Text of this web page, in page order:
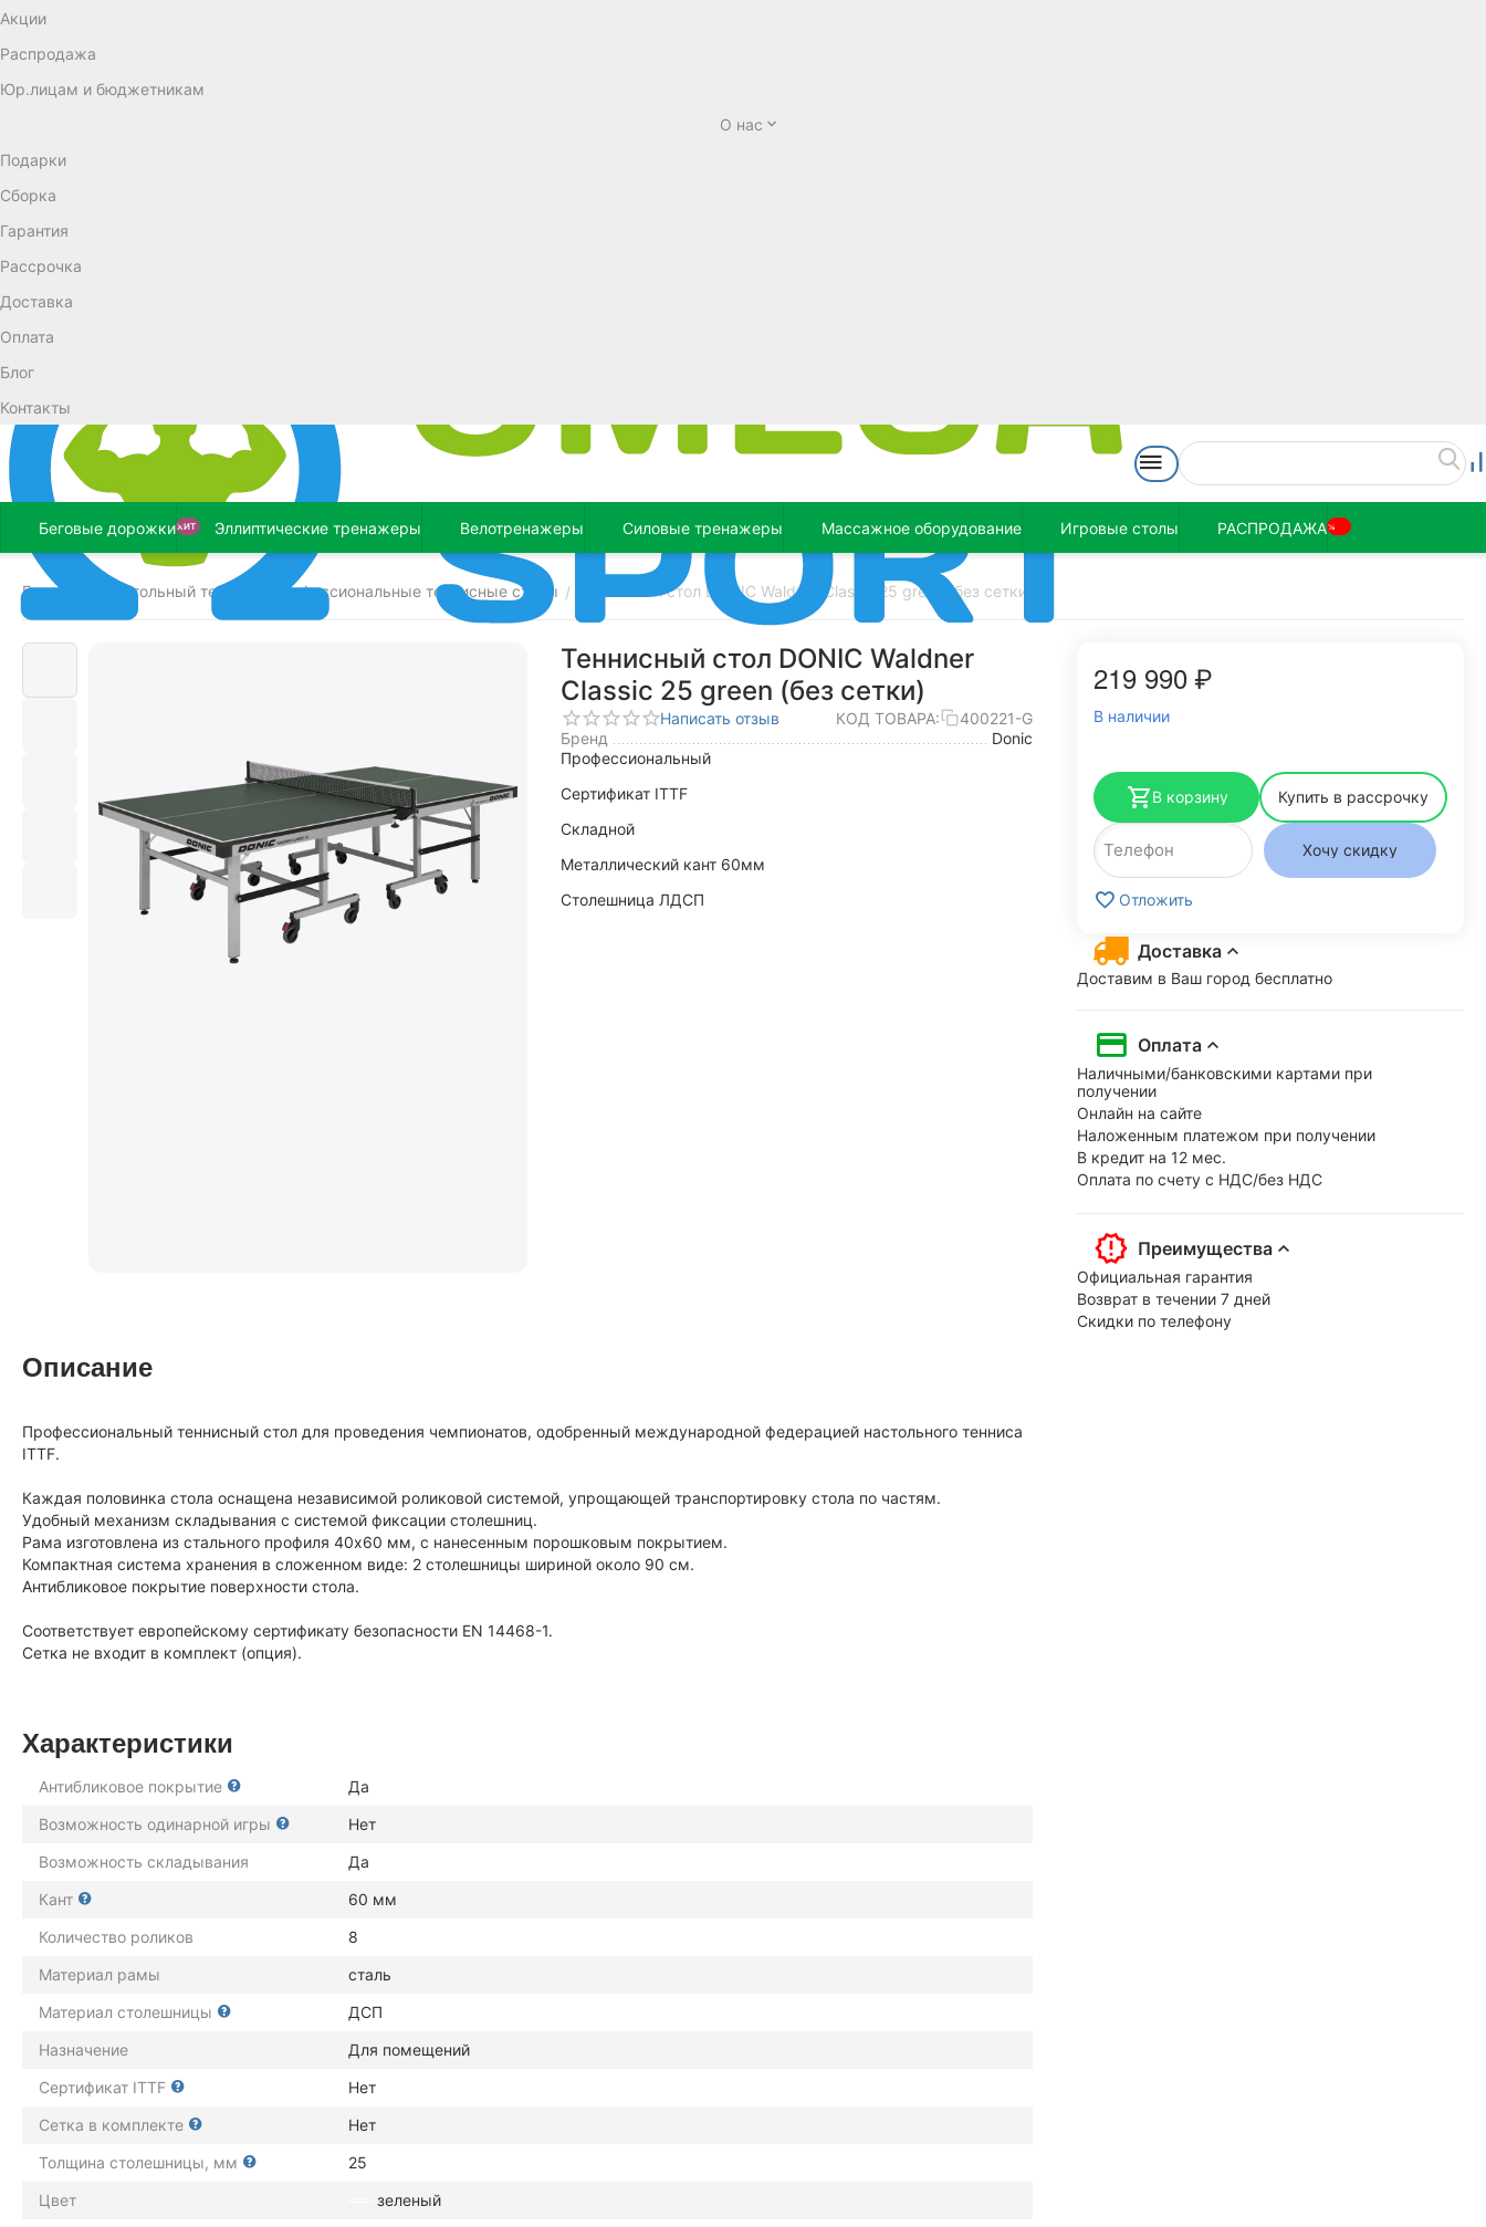
Акции
Распродажа
Юр.лицам и бюджетникам
О нас
Подарки
Сборка
Гарантия
Рассрочка
Доставка
Оплата
Блог
Контакты
Беговые дорожкиХИТ Эллиптические тренажеры Велотренажеры Силовые тренажеры Массажное оборудование Игровые столы РАСПРОДАЖА%
Главная Настольный теннис Профессиональные теннисные столы / Теннисный стол DONIC Waldner Classic 25 green (без сетки)
Теннисный стол DONIC Waldner
Classic 25 green (без сетки)
Написать отзыв КОД ТОВАРА:
400221-G
Бренд
Donic
Профессиональный
Сертификат ITTF
Складной
Металлический кант 60мм
Столешница ЛДСП
219 990₽
В наличии
В корзину Купить в рассрочку
Хочу скидку
Отложить
Доставка
Доставим в Ваш город бесплатно
Оплата
Наличными/банковскими картами при
получении
Онлайн на сайте
Наложенным платежом при получении
В кредит на 12 мес.
Оплата по счету с НДС/без НДС
Преимущества
Официальная гарантия
Возврат в течении 7 дней
Скидки по телефону
Описание
Профессиональный теннисный стол для проведения чемпионатов, одобренный международной федерацией настольного тенниса
ITTF.
Каждая половинка стола оснащена независимой роликовой системой, упрощающей транспортировку стола по частям.
Удобный механизм складывания с системой фиксации столешниц.
Рама изготовлена из стального профиля 40х60 мм, с нанесенным порошковым покрытием.
Компактная система хранения в сложенном виде: 2 столешницы шириной около 90 см.
Антибликовое покрытие поверхности стола.
Соответствует европейскому сертификату безопасности EN 14468-1.
Сетка не входит в комплект (опция).
Характеристики
Антибликовое покрытие
Да
Возможность одинарной игры
Нет
Возможность складывания
Да
Кант
60 мм
Количество роликов
8
Материал рамы
сталь
Материал столешницы
ДСП
Назначение
Для помещений
Сертификат ITTF
Нет
Сетка в комплекте
Нет
Толщина столешницы, мм
25
Цвет
зеленый